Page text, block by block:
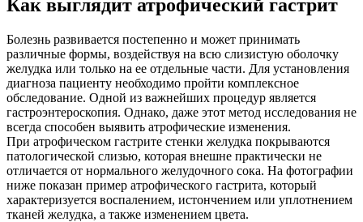
Как выглядит атрофический гастрит
Болезнь развивается постепенно и может принимать
различные формы, воздействуя на всю слизистую оболочку
желудка или только на ее отдельные части. Для установления
диагноза пациенту необходимо пройти комплексное
обследование. Одной из важнейших процедур является
гастроэнтероскопия. Однако, даже этот метод исследования не
всегда способен выявить атрофические изменения.
При атрофическом гастрите стенки желудка покрываются
патологической слизью, которая внешне практически не
отличается от нормального желудочного сока. На фотографии
ниже показан пример атрофического гастрита, который
характеризуется воспалением, истончением или уплотнением
тканей желудка, а также изменением цвета.